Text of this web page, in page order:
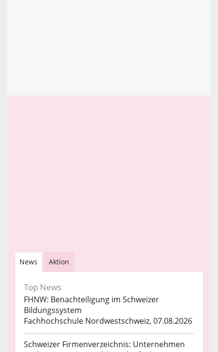
News Aktion
Top News
FHNW: Benachteiligung im Schweizer
Bildungssystem
Fachhochschule Nordwestschweiz, 07.08.2026
Schweizer Firmenverzeichnis: Unternehmen